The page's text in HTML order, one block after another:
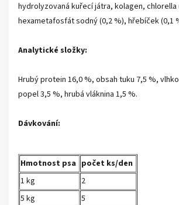
hydrolyzovaná kuřecí játra, kolagen, chlorella
hexametafosfát sodný (0,2 %), hřebíček (0,1
Analytické složky:
Hrubý protein 16,0 %, obsah tuku 7,5 %,
popel 3,5 %, hrubá vláknina 1,5 %.
Dávkování:
Hmotnost psa počet ks/den
1 kg
2
5 kg
5